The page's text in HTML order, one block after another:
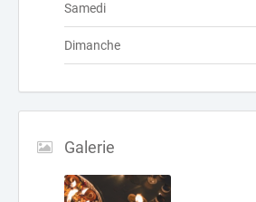
Samedi
Dimanche
Galerie